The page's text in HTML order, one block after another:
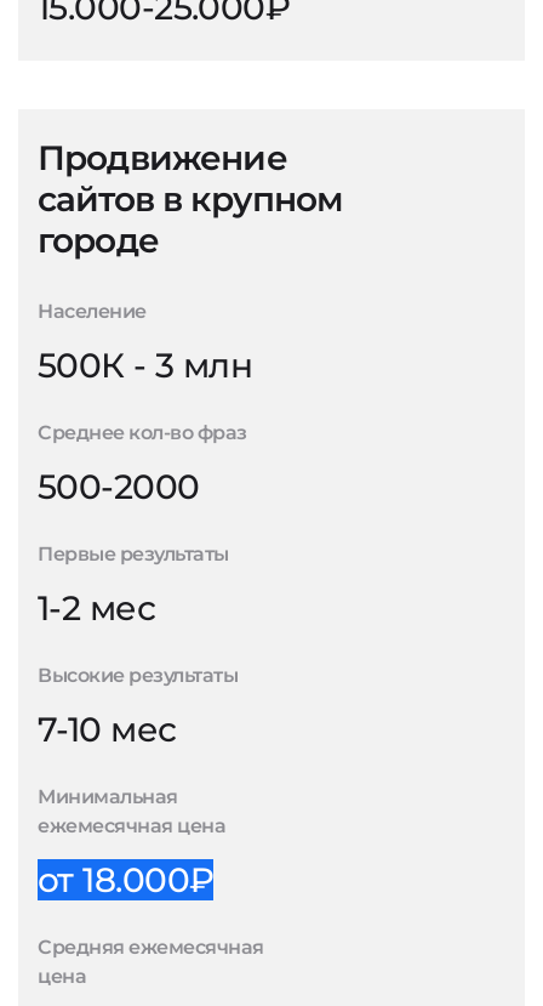
Продвижение
сайтов в крупном
городе
Население
500К - 3 млн
Среднее кол-во фраз
500-2000
Первые результаты
1-2 мес
Высокие результаты
7-10 мес
Минимальная
ежемесячная цена
от 18.000₽
Средняя ежемесячная
цена